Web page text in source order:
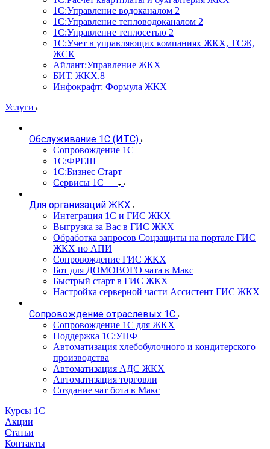
1С:Управление водоканалом 2
1С:Управление тепловодоканалом 2
1С:Управление теплосетью 2
1С:Учет в управляющих компаниях ЖКХ, ТСЖ,
ЖСК
Айлант:Управление ЖКХ
БИТ. ЖКХ.8
Инфокрафт: Формула ЖКХ
Услуги
Обслуживание 1С (ИТС)
Сопровождение 1С
1С:ФРЕШ
1С:Бизнес Старт
Сервисы 1С
Для организаций ЖКХ
Интеграция 1С и ГИС ЖКХ
Выгрузка за Вас в ГИС ЖКХ
Обработка запросов Соцзащиты на портале ГИС
ЖКХ по АПИ
Сопровождение ГИС ЖКХ
Бот для ДОМОВОГО чата в Макс
Быстрый старт в ГИС ЖКХ
Настройка серверной части Ассистент ГИС ЖКХ
Сопровождение отраслевых 1С
Сопровождение 1С для ЖКХ
Поддержка 1С:УНФ
Автоматизация хлебобулочного и кондитерского
производства
Автоматизация АДС ЖКХ
Автоматизация торговли
Создание чат бота в Макс
Курсы 1С
Акции
Статьи
Контакты